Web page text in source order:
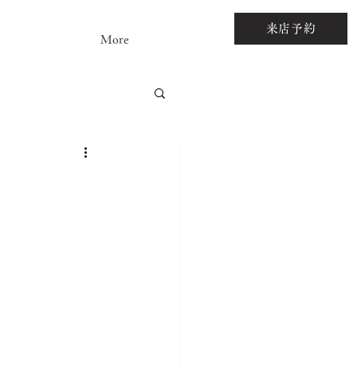
More
来店予約
ストーンルース